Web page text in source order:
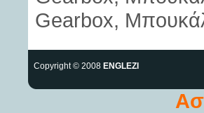
Gearbox,
Copyright © 2008 ENGLEZI